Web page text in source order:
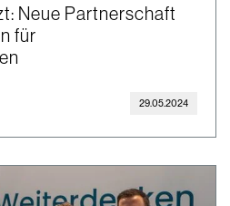
Neue Partnerschaft
für
29.05.2024